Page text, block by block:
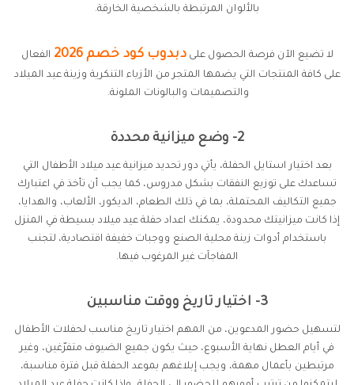
بالألوان المرتبطة بالشخصية الخارقة.
لا تضيع الآن فرصة الحصول علىدبدوب كود خصم 2026
الفعال
على كافة المنتجات التي يضمها المتجر من الأزياء التنكرية وزينة عيد الميلاد
والتصميمات والبالونات الملونة.
2- وضع ميزانية محددة
بعد اختيار استايل الحفلة، يأتي دور تحديد ميزانية عيد ميلاد الأطفال التي
تساعدك على توزيع النفقات بشكل مدروس، كما يجب أن تأخذ في اعتبارك
جميع التكاليف المحتملة، بما في ذلك الطعام، الديكور، الألعاب، والهدايا،
إذا كانت ميزانيتك محدودة، يمكنك اعداد حفلة عيد ميلاد بسيطة في المنزل
باستخدام أدوات زينة محلية الصنع ووجبات خفيفة اقتصادية، لتجنب
المفاجآت غير المرغوب فيها.
3- اختيار تاريخ ووقت مناسبين
لتسهيل حضور المدعوين، من المهم اختيار تاريخ مناسب لحفلات الأطفال
في أيام العطل نهاية الأسبوع، حيث يكون جميع الضيوف متفرّغين، وغير
مرتبطين بأعمال مهمة، ويجب إبلاغهم بموعد الحفلة قبل فترة مناسبة،